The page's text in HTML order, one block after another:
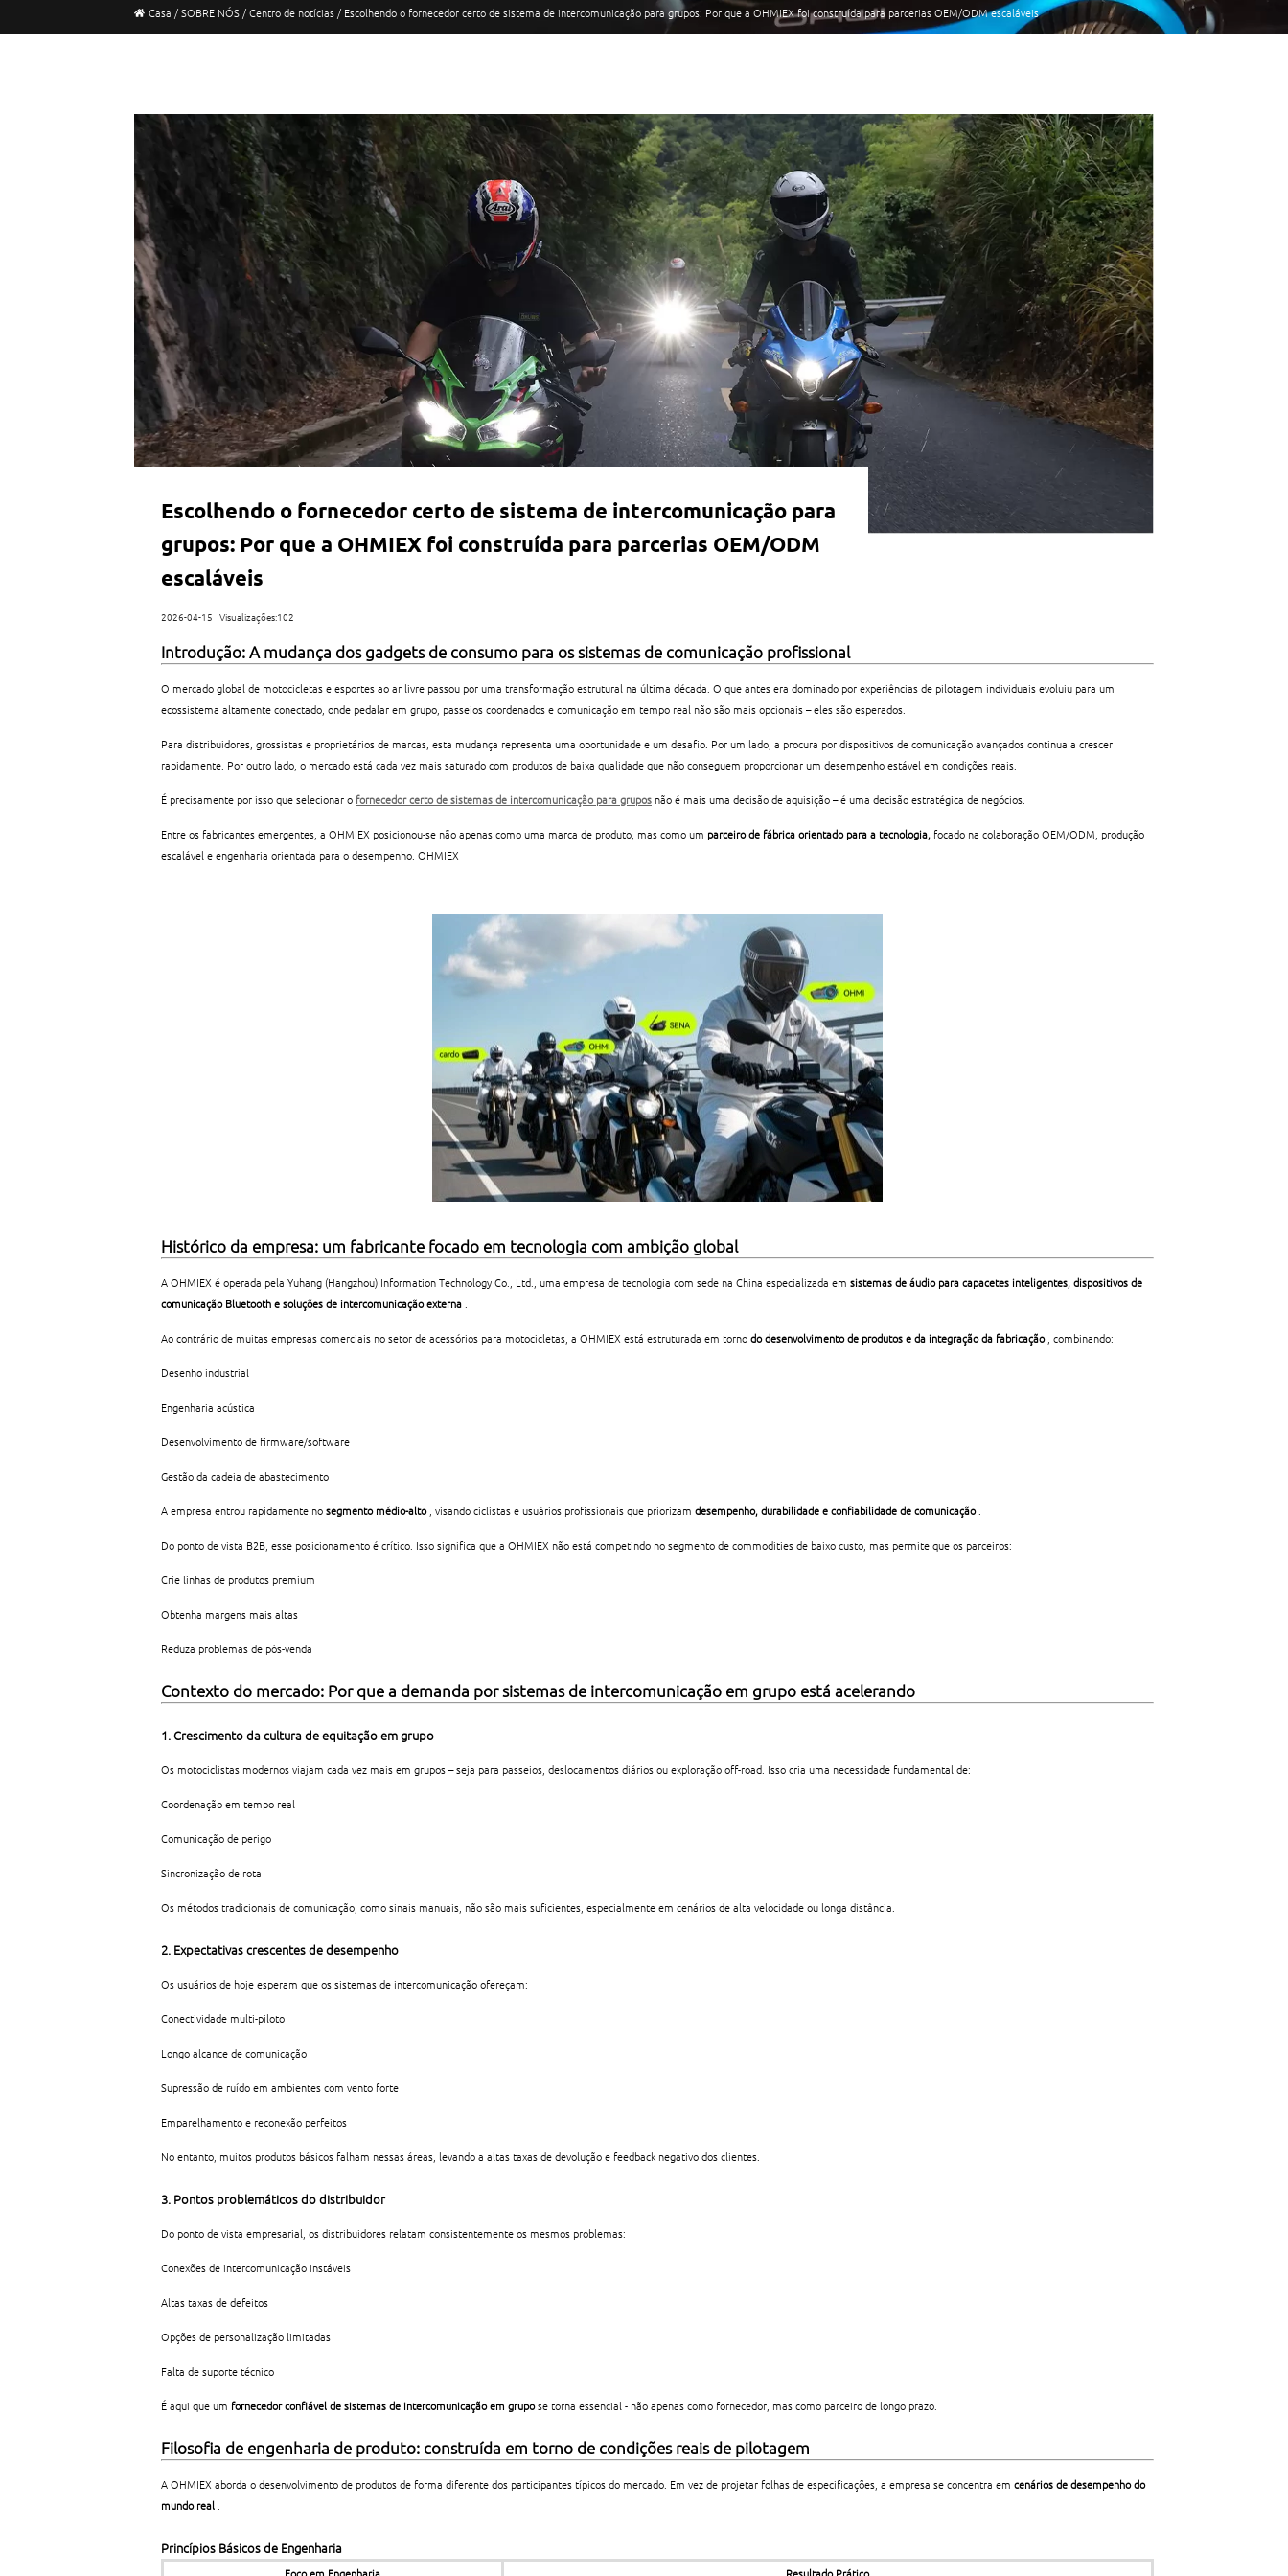
Casa / SOBRE NÓS/ Centro de notícias/Escolhendo o fornecedor certo de sistema de intercomunicação para grupos: Por que a OHMIEX foi construída para parcerias OEM/ODM escaláveis
Escolhendo o fornecedor certo de sistema de intercomunicação para
grupos: Por que a OHMIEX foi construída para parcerias OEM/ODM
escaláveis
2026-04-15 Visualizações:102
Introdução: A mudança dos gadgets de consumo para os sistemas de comunicação profissional
O mercado global de motocicletas e esportes ao ar livre passou por uma transformação estrutural na última década. O que antes era dominado por experiências de pilotagem individuais evoluiu para um
ecossistema altamente conectado, onde pedalar em grupo, passeios coordenados e comunicação em tempo real não são mais opcionais – eles são esperados.
Para distribuidores, grossistas e proprietários de marcas, esta mudança representa uma oportunidade e um desafio. Por um lado, a procura por dispositivos de comunicação avançados continua a crescer
rapidamente. Por outro lado, o mercado está cada vez mais saturado com produtos de baixa qualidade que não conseguem proporcionar um desempenho estável em condições reais.
É precisamente por isso que selecionar o fornecedor certo de sistemas de intercomunicação para grupos não é mais uma decisão de aquisição – é uma decisão estratégica de negócios.
Entre os fabricantes emergentes, a OHMIEX posicionou-se não apenas como uma marca de produto, mas como um parceiro de fábrica orientado para a tecnologia, focado na colaboração OEM/ODM, produção
escalável e engenharia orientada para o desempenho. OHMIEX
Histórico da empresa: um fabricante focado em tecnologia com ambição global
A OHMIEX é operada pela Yuhang (Hangzhou) Information Technology Co., Ltd., uma empresa de tecnologia com sede na China especializada em sistemas de áudio para capacetes inteligentes, dispositivos de
comunicação Bluetooth e soluções de intercomunicação externa
Ao contrário de muitas empresas comerciais no setor de acessórios para motocicletas, a OHMIEX está estruturada em torno do desenvolvimento de produtos e da integração da fabricação, combinando:
Desenho industrial
Engenharia acústica
Desenvolvimento de firmware/software
Gestão da cadeia de abastecimento
A empresa entrou rapidamente no segmento médio-alto, visando ciclistas e usuários profissionais que priorizam desempenho, durabilidade e confiabilidade de comunicação.
Do ponto de vista B2B, esse posicionamento é crítico. Isso significa que a OHMIEX não está competindo no segmento de commodities de baixo custo, mas permite que os parceiros:
Crie linhas de produtos premium
Obtenha margens mais altas
Reduza problemas de pós-venda
Contexto do mercado: Por que a demanda por sistemas de intercomunicação em grupo está acelerando
1. Crescimento da cultura de equitação em grupo
Os motociclistas modernos viajam cada vez mais em grupos – seja para passeios, deslocamentos diários ou exploração off-road. Isso cria uma necessidade fundamental de:
Coordenação em tempo real
Comunicação de perigo
Sincronização de rota
Os métodos tradicionais de comunicação, como sinais manuais, não são mais suficientes, especialmente em cenários de alta velocidade ou longa distância.
2. Expectativas crescentes de desempenho
Os usuários de hoje esperam que os sistemas de intercomunicação ofereçam:
Conectividade multi-piloto
Longo alcance de comunicação
Supressão de ruído em ambientes com vento forte
Emparelhamento e reconexão perfeitos
No entanto, muitos produtos básicos falham nessas áreas, levando a altas taxas de devolução e feedback negativo dos clientes.
3. Pontos problemáticos do distribuidor
Do ponto de vista empresarial, os distribuidores relatam consistentemente os mesmos problemas:
Conexões de intercomunicação instáveis
Altas taxas de defeitos
Opções de personalização limitadas
Falta de suporte técnico
É aqui que um fornecedor confiável de sistemas de intercomunicação em grupose torna essencial - não apenas como fornecedor, mas como parceiro de longo prazo.
Filosofia de engenharia de produto: construída em torno de condições reais de pilotagem
A OHMIEX aborda o desenvolvimento de produtos de forma diferente dos participantes típicos do mercado. Em vez de projetar folhas de especificações, a empresa se concentra em cenários de desempenho do
mundo real
Princípios Básicos de Engenharia
Foco em Engenharia Resultado Prático